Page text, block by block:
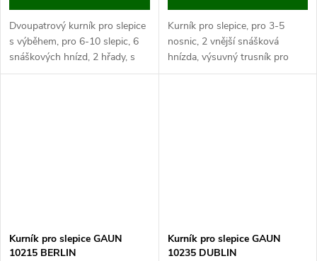
Dvoupatrový kurník pro slepice
s výběhem, pro 6-10 slepic, 6
snáškových hnízd, 2 hřady, s
šesti vstupy, 222x115x200cm.
Kurník pro slepice, pro 3-5
nosnic, 2 vnější snášková
hnízda, výsuvný trusník pro
snadné čištění, rozměry:
Kurník pro slepice GAUN
10215 BERLIN
Kurník pro slepice GAUN
10235 DUBLIN